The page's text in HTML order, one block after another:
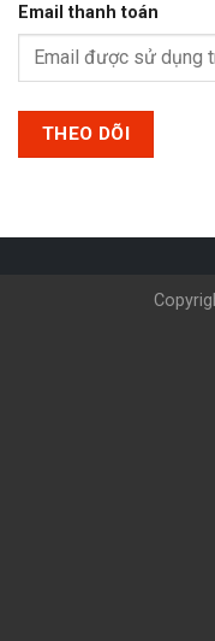
Email thanh toán
THEO DÕI